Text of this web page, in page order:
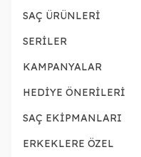
SAÇ ÜRÜNLERİ
SERİLER
KAMPANYALAR
HEDİYE ÖNERİLERİ
SAÇ EKİPMANLARI
ERKEKLERE ÖZEL